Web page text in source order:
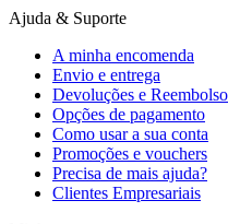
Ajuda & Suporte
A minha encomenda
Envio e entrega
Devoluções e
Opções de pagamento
Como usar a sua conta
Promoções e vouchers
Precisa de mais ajuda?
Clientes Empresariais